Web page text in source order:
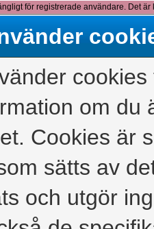
för registrerade användare. Det
om du
Cookies är
sätts av
och utgör